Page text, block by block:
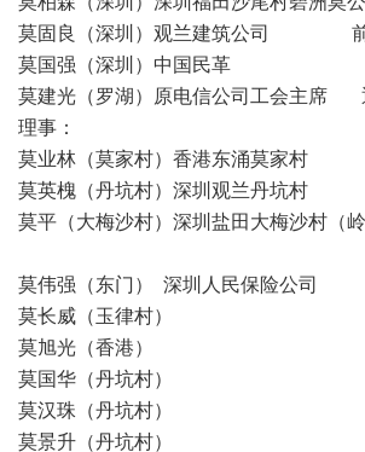
莫固良（深圳）观兰建筑公司 前
莫国强（深圳）中国民革
莫建光（罗湖）原电信公司工会主席
理事：
莫业林（莫家村）香港东涌莫
莫英槐（丹坑村）深圳观兰丹
莫平（大梅沙村）深圳盐田大梅沙村（
莫伟强（东门） 深圳人民保险
莫长威（玉律村
莫旭光（香港）
莫国华（丹坑村）
莫汉珠（丹坑村）
莫景升（丹坑村）